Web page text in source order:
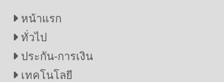
หน้าแรก
ทั่วไป
ประกัน-การเงิน
เทคโนโลยี